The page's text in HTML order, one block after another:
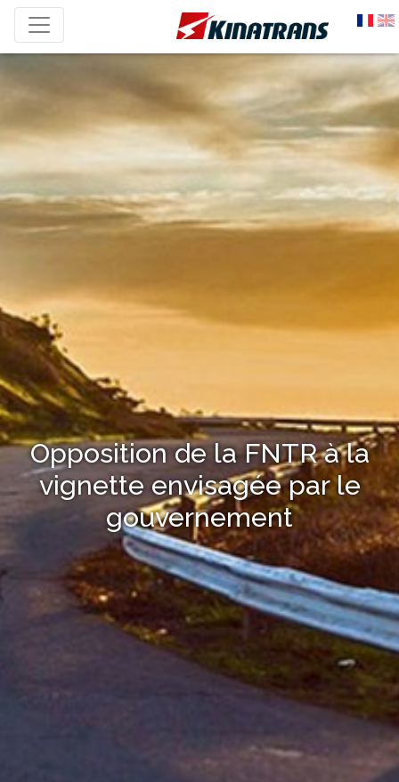
Opposition de la FNTR à la
vignette envisagée par le
gouvernement